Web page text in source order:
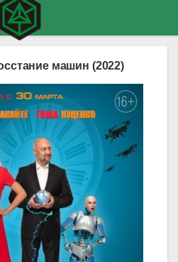
машин (2022)